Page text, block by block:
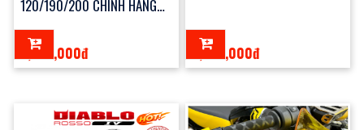
120/190/200 CHÍNH HÃNG
3,650,000đ
2,250,000đ